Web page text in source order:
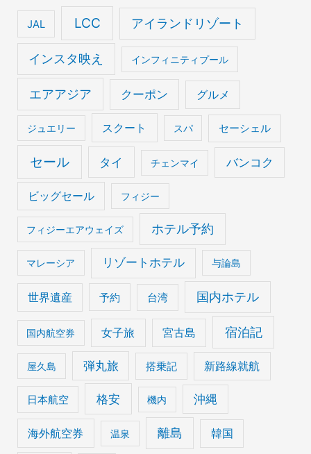
JAL LCC アイランドリゾート
インスタ映え インフィニティプール
エアアジア クーポン グルメ
ジュエリー スクート スパ セーシェル
セール タイ チェンマイ バンコク
ビッグセール フィジー
フィジーエアウェイズ ホテル予約
マレーシア リゾートホテル 与論島
世界遺産 予約 台湾 国内ホテル
国内航空券 女子旅 宮古島 宿泊記
屋久島 弾丸旅 搭乗記 新路線就航
日本航空 格安 機内 沖縄
海外航空券 温泉 離島 韓国